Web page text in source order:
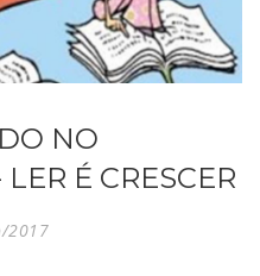
NO
É CRESCER
2017